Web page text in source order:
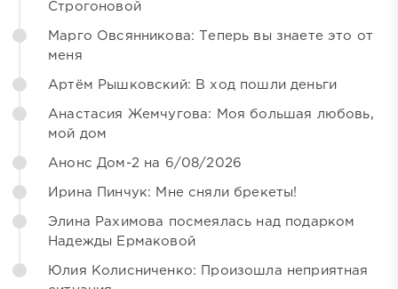
Строгоновой
Марго Овсянникова: Теперь вы знаете это от
меня
Артём Рышковский: В ход пошли деньги
Анастасия Жемчугова: Моя большая любовь,
мой дом
Анонс Дом-2 на 6/08/2026
Ирина Пинчук: Мне сняли брекеты!
Элина Рахимова посмеялась над подарком
Надежды Ермаковой
Юлия Колисниченко: Произошла неприятная